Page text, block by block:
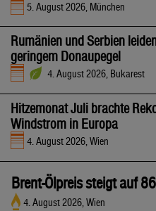
5. August 2026, München
Rumänien und Serbien
geringem Donaupegel
4. August 2026, Bukarest
Hitzemonat Juli brachte
Windstrom in Europa
4. August 2026, Wien
Brent-Ölpreis steigt auf
4. August 2026, Wien